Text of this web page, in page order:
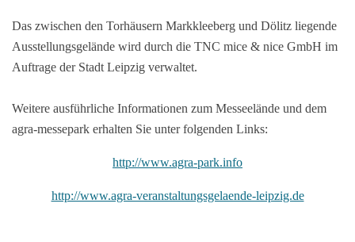
Das zwischen den Torhäusern Markkleeberg und Dölitz liegende
Ausstellungsgelände wird durch die TNC mice & nice GmbH im
Auftrage der Stadt Leipzig verwaltet.
Weitere ausführliche Informationen zum Messeelände und dem
agra-messepark erhalten Sie unter folgenden Links:
http://www.agra-park.info
http://www.agra-veranstaltungsgelaende-leipzig.de